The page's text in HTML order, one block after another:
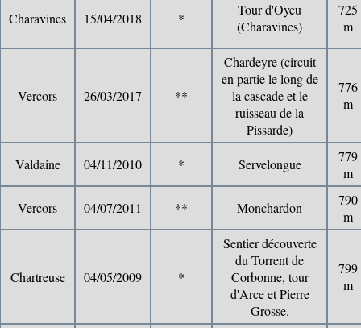
Charavines 15/04/2018 *
Tour d'Oyeu
(Charavines)
725
m
Vercors 26/03/2017 **
Chardeyre (circuit
en partie le long de
la cascade et le
ruisseau de la
Pissarde)
776
m
Valdaine 04/11/2010 * Servelongue
779
m
Vercors 04/07/2011 ** Monchardon
790
m
Chartreuse 04/05/2009 *
Sentier découverte
du Torrent de
Corbonne, tour
d'Arce et Pierre
Grosse.
799
m